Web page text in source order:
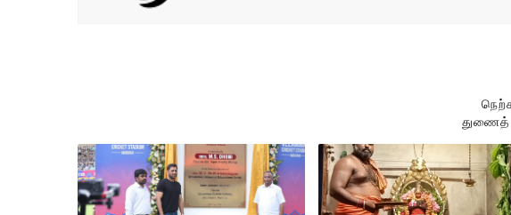
துணைத்